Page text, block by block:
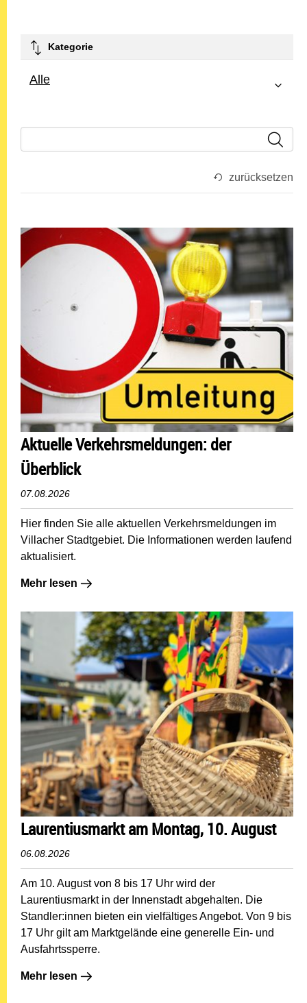
Kategorie
Alle
zurücksetzen
Aktuelle Verkehrsmeldungen: der
Überblick
07.08.2026
Hier finden Sie alle aktuellen Verkehrsmeldungen im
Villacher Stadtgebiet. Die Informationen werden laufend
aktualisiert.
Mehr lesen: Aktuelle Verkehrsmeldungen: der
Mehr lesen
Laurentiusmarkt am Montag, 10. August
06.08.2026
Am 10. August von 8 bis 17 Uhr wird der
Laurentiusmarkt in der Innenstadt abgehalten. Die
Standler:innen bieten ein vielfältiges Angebot. Von 9 bis
17 Uhr gilt am Marktgelände eine generelle Ein- und
Ausfahrtssperre.
Mehr lesen: Laurentiusmarkt am Montag, 10. August
Mehr lesen